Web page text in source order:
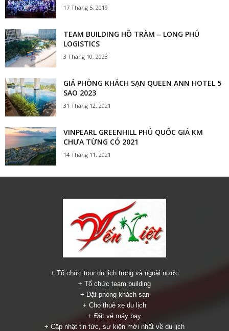
17 Tháng 5, 2019
TEAM BUILDING HỒ TRÀM – LONG PHÚ
LOGISTICS
3 Tháng 10, 2023
GIÁ PHÒNG KHÁCH SẠN QUEEN ANN HOTEL 5
SAO 2023
31 Tháng 12, 2021
VINPEARL GREENHILL PHÚ QUỐC GIÁ KM
CHƯA TỪNG CÓ 2021
14 Tháng 11, 2021
+ Tổ chức tour du lịch trong và ngoài nước
+ Tổ chức team building
+ Đặt phòng khách sạn
+ Cho thuê xe du lịch
+ Đặt vé máy bay
+ Cập nhật tin tức, sự kiện mới nhất về du lịch